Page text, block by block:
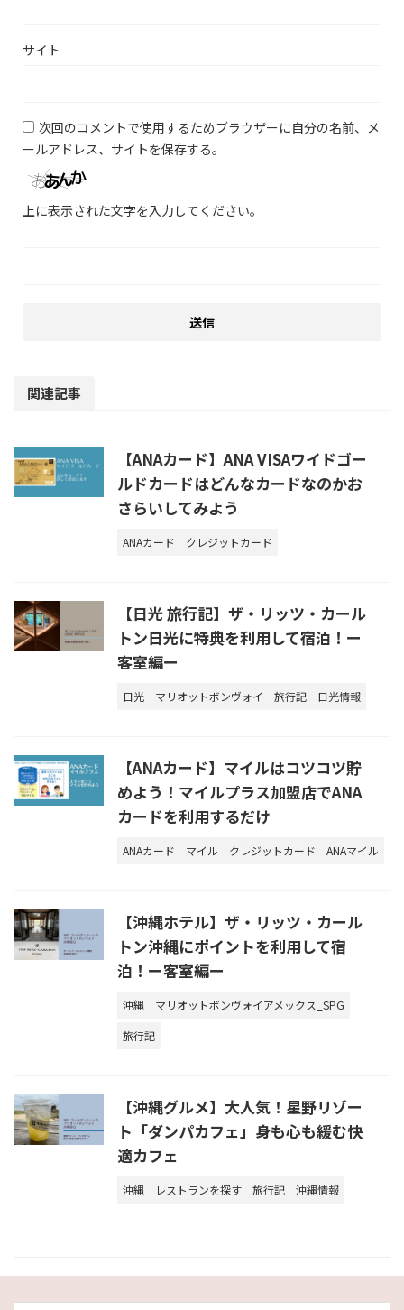
サイト
次回のコメントで使用するためブラウザーに自分の名前、メ
ールアドレス、サイトを保存する。
上に表示された文字を入力してください。
関連記事
【ANAカード】ANA VISAワイドゴー
ルドカードはどんなカードなのかお
さらいしてみよう
ANAカード クレジットカード
【日光 旅行記】ザ・リッツ・カール
トン日光に特典を利用して宿泊！ー
客室編ー
日光 マリオットボンヴォイ 旅行記 日光情報
【ANAカード】マイルはコツコツ貯
めよう！マイルプラス加盟店でANA
カードを利用するだけ
ANAカード マイル クレジットカード ANAマイル
【沖縄ホテル】ザ・リッツ・カール
トン沖縄にポイントを利用して宿
泊！ー客室編ー
沖縄
マリオットボンヴォイアメックス_SPG
旅行記
【沖縄グルメ】大人気！星野リゾー
ト「ダンパカフェ」身も心も緩む快
適カフェ
沖縄 レストランを探す 旅行記 沖縄情報